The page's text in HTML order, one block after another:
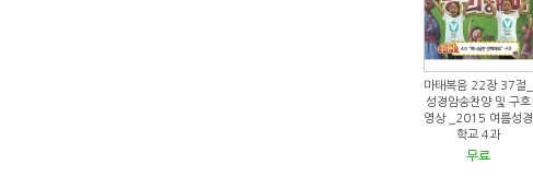
마태복음 22장 37절_
성경암송찬양 및 구호
영상 _2015 여름성경
학교 4과
무료